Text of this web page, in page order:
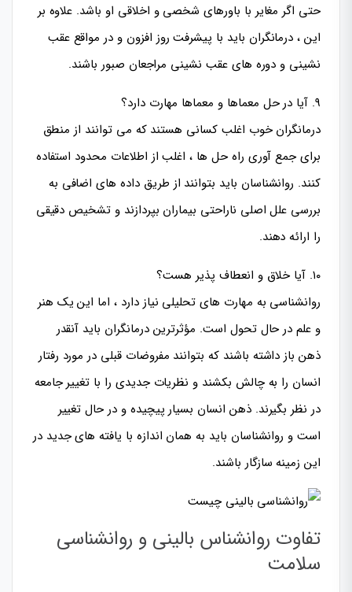
حتی اگر مغایر با باورهای شخصی و اخلاقی او باشد. علاوه بر
این ، درمانگران باید با پیشرفت روز افزون و در مواقع عقب
نشینی و دوره های عقب نشینی مراجعان صبور باشند.
۹. آیا در حل معماها و معماها مهارت دارد؟
درمانگران خوب اغلب کسانی هستند که می توانند از منطق
برای جمع آوری راه حل ها ، اغلب از اطلاعات محدود استفاده
کنند. روانشناسان باید بتوانند از طریق داده های اضافی به
بررسی علل اصلی ناراحتی بیماران بپردازند و تشخیص دقیقی
را ارائه دهند.
۱۰. آیا خلاق و انعطاف پذیر هست؟
روانشناسی به مهارت های تحلیلی نیاز دارد ، اما این یک هنر
و علم در حال تحول است. مؤثرترین درمانگران باید آنقدر
ذهن باز داشته باشند که بتوانند مفروضات قبلی در مورد رفتار
انسان را به چالش بکشند و نظریات جدیدی را با تغییر جامعه
در نظر بگیرند. ذهن انسان بسیار پیچیده و در حال تغییر
است و روانشناسان باید به همان اندازه با یافته های جدید در
این زمینه سازگار باشند.
تفاوت روانشناس بالینی و روانشناسی
سلامت